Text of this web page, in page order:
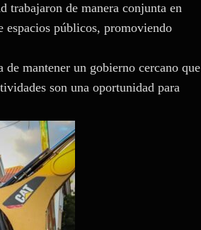
trabajaron de manera conjunta en
espacios públicos, promoviendo
mantener un gobierno cercano que
son una oportunidad para